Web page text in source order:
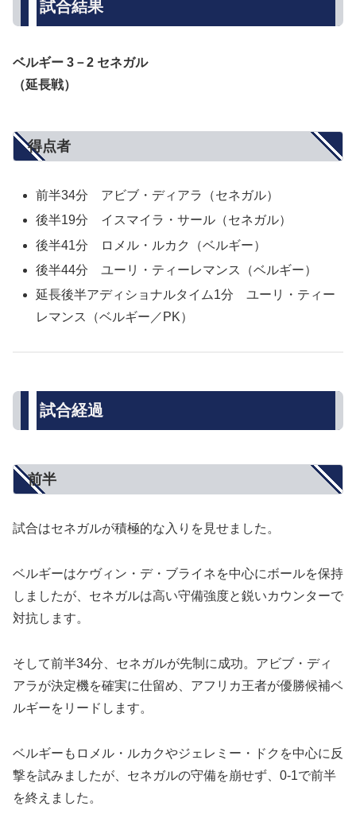
試合結果
ベルギー 3－2 セネガル
（延長戦）
得点者
前半34分 アビブ・ディアラ（セネガル）
後半19分 イスマイラ・サール（セネガル）
後半41分 ロメル・ルカク（ベルギー）
後半44分 ユーリ・ティーレマンス（ベルギー）
延長後半アディショナルタイム1分 ユーリ・ティー
レマンス（ベルギー／PK）
試合経過
前半
試合はセネガルが積極的な入りを見せました。
ベルギーはケヴィン・デ・ブライネを中心にボールを保持
しましたが、セネガルは高い守備強度と鋭いカウンターで
対抗します。
そして前半34分、セネガルが先制に成功。アビブ・ディ
アラが決定機を確実に仕留め、アフリカ王者が優勝候補ベ
ルギーをリードします。
ベルギーもロメル・ルカクやジェレミー・ドクを中心に反
撃を試みましたが、セネガルの守備を崩せず、0-1で前半
を終えました。